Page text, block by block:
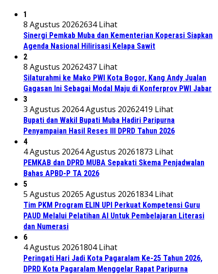
1
8 Agustus 20262634 Lihat
Sinergi Pemkab Muba dan Kementerian Koperasi Siapkan
Agenda Nasional Hilirisasi Kelapa Sawit
2
8 Agustus 20262437 Lihat
Silaturahmi ke Mako PWI Kota Bogor, Kang Andy Jualan
Gagasan Ini Sebagai Modal Maju di Konferprov PWI Jabar
3
3 Agustus 20264 Agustus 20262419 Lihat
Bupati dan Wakil Bupati Muba Hadiri Paripurna
Penyampaian Hasil Reses III DPRD Tahun 2026
4
4 Agustus 20264 Agustus 20261873 Lihat
PEMKAB dan DPRD MUBA Sepakati Skema Penjadwalan
Bahas APBD-P TA 2026
5
5 Agustus 20265 Agustus 20261834 Lihat
Tim PKM Program ELIN UPI Perkuat Kompetensi Guru
PAUD Melalui Pelatihan AI Untuk Pembelajaran Literasi
dan Numerasi
6
4 Agustus 20261804 Lihat
Peringati Hari Jadi Kota Pagaralam Ke-25 Tahun 2026,
DPRD Kota Pagaralam Menggelar Rapat Paripurna